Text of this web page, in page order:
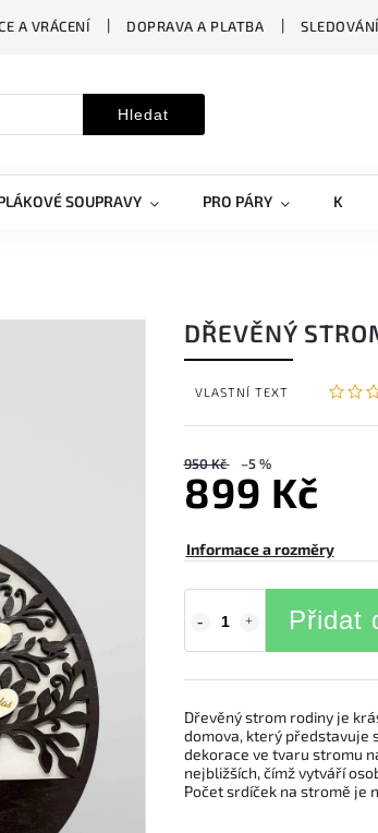
A VRÁCENÍ DOPRAVA A PLATBA
Hledat
SOUPRAVY PRO PÁRY
DŘEVĚNÝ
VLASTNÍ TEXT
950 Kč –5 %
899 Kč
Informace a rozměry
Přidat
Dřevěný strom rodiny je
domova, který představuje
dekorace ve tvaru stromu
nejbližších, čímž vytváří
Počet srdíček na stromě je